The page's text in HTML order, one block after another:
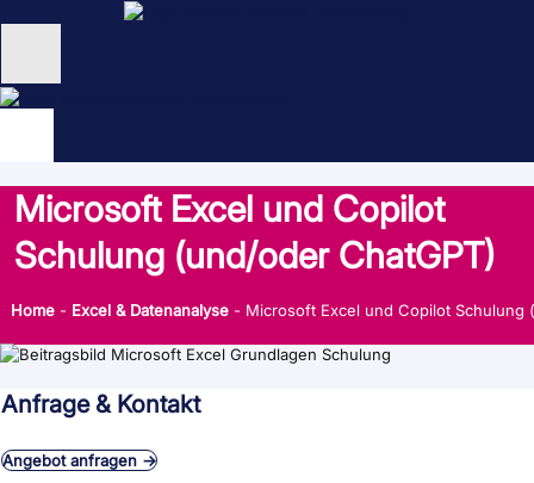
Inhalt
Unternehmen
NEU: KI Schulungen
unsertraining Blog
Microsoft Excel und Copilot
Schulung (und/oder ChatGPT)
Home - Excel & Datenanalyse - Microsoft Excel und Copilot Schulung
Anfrage & Kontakt
Angebot anfragen →